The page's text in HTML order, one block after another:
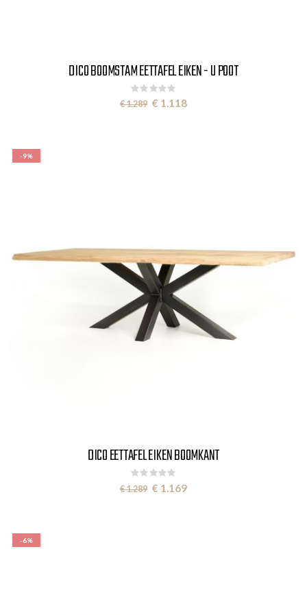
DICO BOOMSTAM EETTAFEL EIKEN - U POOT
Rating:
0%
€ 1.289 Special
Price
€ 1.118
-9%
DICO EETTAFEL EIKEN BOOMKANT
Rating:
0%
€ 1.289 Special
Price
€ 1.169
-6%